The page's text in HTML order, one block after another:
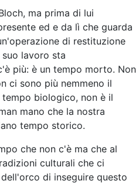
ma prima di lui
ed e da lì che guarda
di restituzione
lavoro sta
più: è un tempo morto. Non
ci sono più nemmeno il
biologico, non è il
mano che la nostra
tempo storico.
che non c'è ma che al
culturali che ci
di inseguire questo